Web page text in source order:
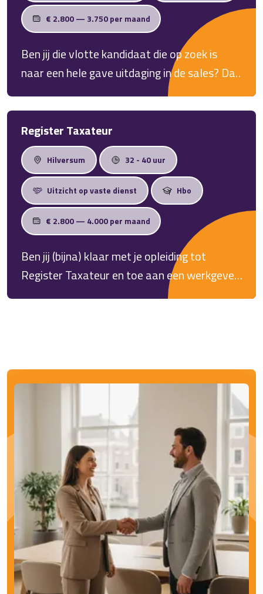
€ 2.800 — 3.750 per maand
Ben jij die vlotte kandidaat die op zoek is
naar een hele gave uitdaging in de sales? Dan
Register Taxateur
Hilversum 32 - 40 uur
Uitzicht op vaste dienst Hbo
€ 2.800 — 4.000 per maand
Ben jij (bijna) klaar met je opleiding tot
Register Taxateur en toe aan een werkgever
waar je écht de ruimte krijgt om jezelf verder